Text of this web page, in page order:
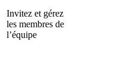
Invitez et gérez
les membres de
l’équipe